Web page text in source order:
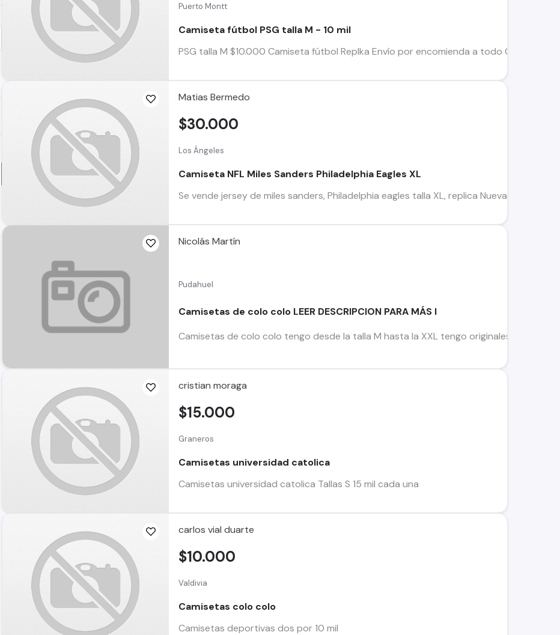
Puerto Montt
Camiseta fútbol PSG talla M - 10 mil
PSG talla M $10.000 Camiseta fútbol Replka Envío por encomienda a todo Chile o se
Matias Bermedo
Los Ángeles
Camiseta NFL Miles Sanders Philadelphia Eagles XL
Se vende jersey de miles sanders, Philadelphia eagles talla XL, replica Nueva
$30.000
Nicolás Martín
Pudahuel
Camisetas de colo colo LEER DESCRIPCION PARA MÁS I
Camisetas de colo colo tengo desde la talla M hasta la XXL tengo originales y
cristian moraga
Graneros
Camisetas universidad catolica
Camisetas universidad catolica Tallas S 15 mil cada una
$15.000
carlos vial duarte
Valdivia
Camisetas colo colo
Camisetas deportivas dos por 10 mil
$10.000